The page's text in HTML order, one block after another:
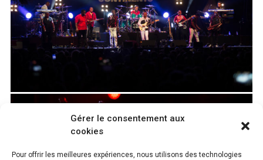
Gérer le consentement aux
cookies
Pour offrir les meilleures expériences, nous utilisons des technologies